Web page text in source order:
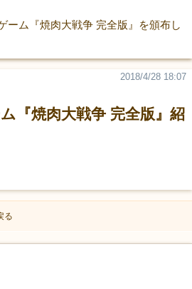
ーム『焼肉大戦争 完全版』を頒布し
『焼肉大戦争 完全版』紹
2018/4/28 18:07
る